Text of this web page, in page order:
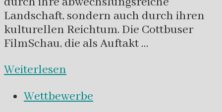
Landschaft, sondern auch durch ihren
kulturellen Reichtum. Die Cottbuser
FilmSchau, die als Auftakt …
Weiterlesen
Wettbewerbe